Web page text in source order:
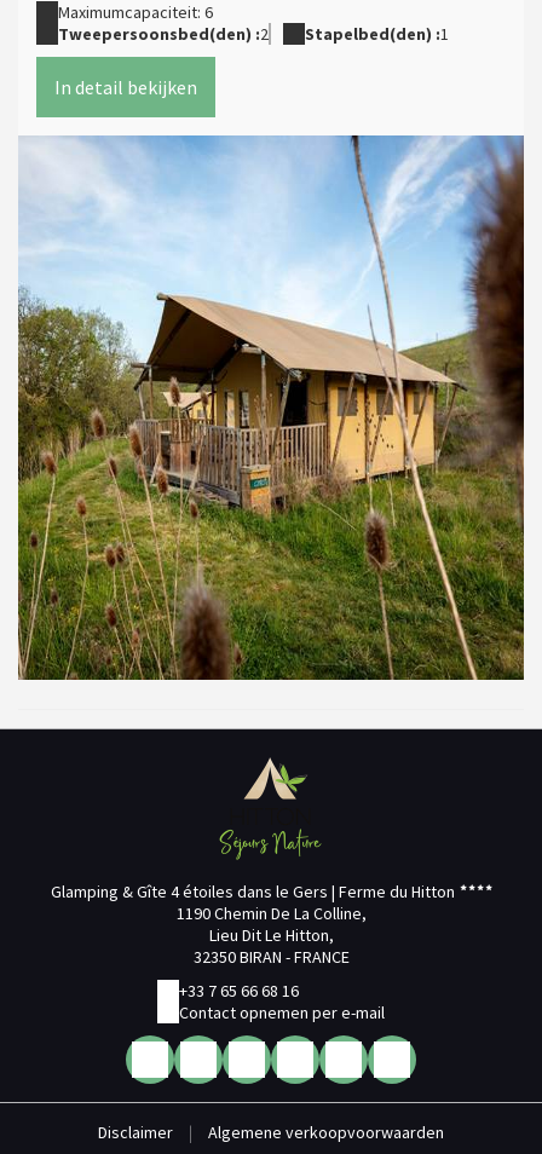
Maximumcapaciteit: 6
Tweepersoonsbed(den) :2 Stapelbed(den) :1
In detail bekijken
Glamping & Gîte 4 étoiles dans le Gers | Ferme du Hitton
1190 Chemin De La Colline,
Lieu Dit Le Hitton,
32350 BIRAN - FRANCE
+33 7 65 66 68 16
Contact opnemen per e-mail
Disclaimer | Algemene verkoopvoorwaarden